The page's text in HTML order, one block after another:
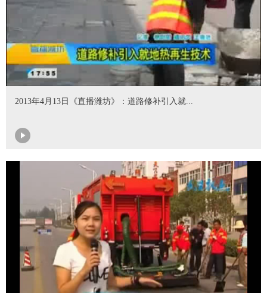
2013年4月13日《直播潍坊》：道路修补引入就...